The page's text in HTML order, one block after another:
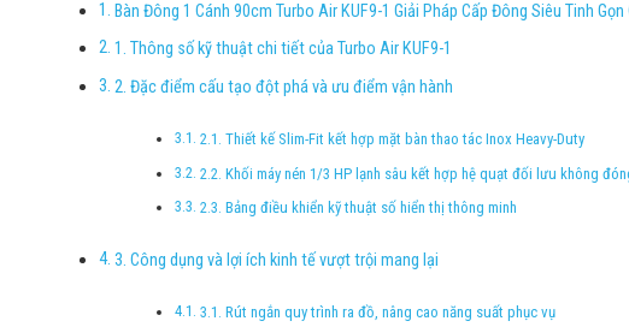
Bàn Đông 1 Cánh 90cm Turbo Air KUF9-1 Giải Pháp Cấp Đông Siêu Tinh
1. Thông số kỹ thuật chi tiết của Turbo Air KUF9-1
2. Đặc điểm cấu tạo đột phá và ưu điểm vận hành
2.1. Thiết kế Slim-Fit kết hợp mặt bàn thao tác Inox Heavy-Duty
2.2. Khối máy nén 1/3 HP lạnh sâu kết hợp hệ quạt đối lưu không
2.3. Bảng điều khiển kỹ thuật số hiển thị thông minh
3. Công dụng và lợi ích kinh tế vượt trội mang lại
3.1. Rút ngắn quy trình ra đồ, nâng cao năng suất phục vụ